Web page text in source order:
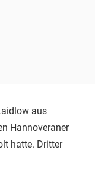
aus
Hannoveraner
hatte. Dritter